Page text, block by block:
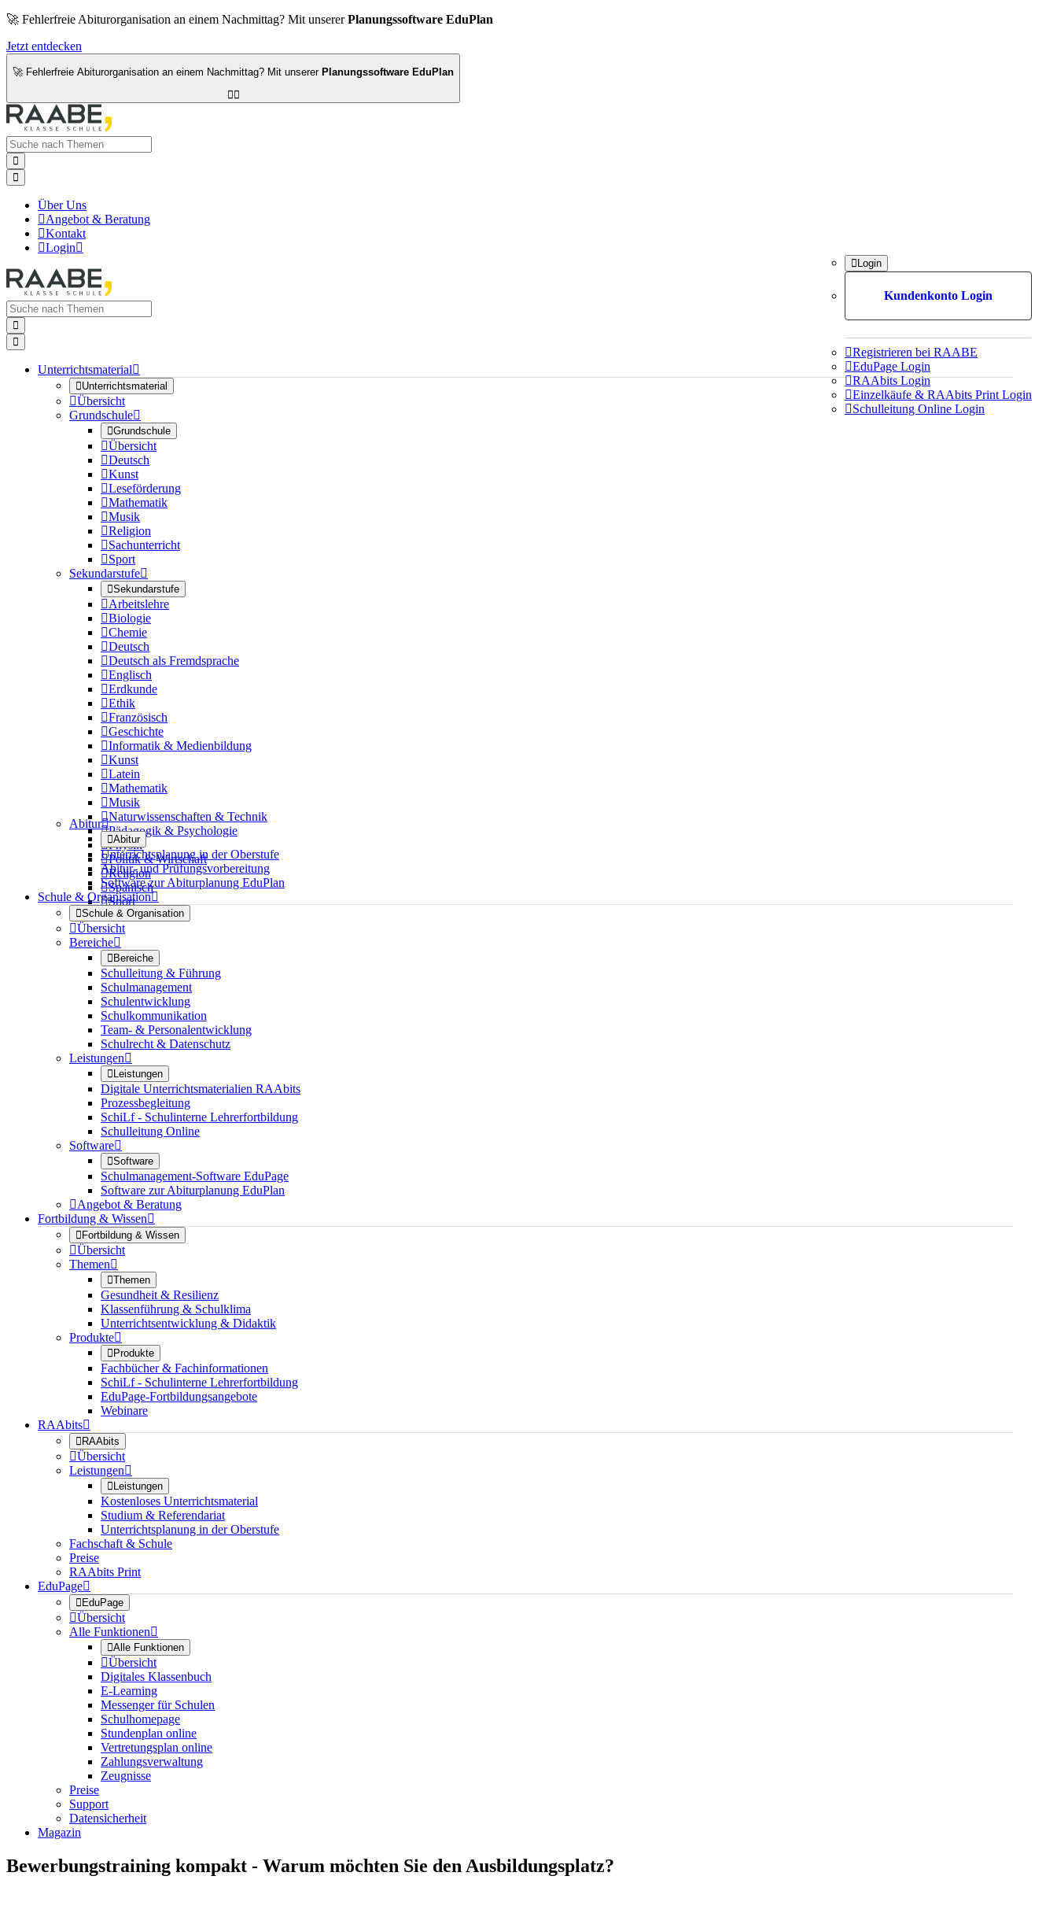
🚀 Fehlerfreie Abiturorganisation an einem Nachmittag? Mit unsererPlanungssoftware EduPlan
Jetzt entdecken
🚀 Fehlerfreie Abiturorganisation an einem Nachmittag? Mit unserer Planungssoftware EduPlan



Über Uns
Angebot & Beratung
Kontakt
Login
Login
Kundenkonto Login
Registrieren bei RAABE
EduPage Login
RAAbits Login
Einzelkäufe & RAAbits Print Login
Schulleitung Online Login


Unterrichtsmaterial
Unterrichtsmaterial
Übersicht
Grundschule
Grundschule
Übersicht
Deutsch
Kunst
Leseförderung
Mathematik
Musik
Religion
Sachunterricht
Sport
Sekundarstufe
Sekundarstufe
Arbeitslehre
Biologie
Chemie
Deutsch
Deutsch als Fremdsprache
Englisch
Erdkunde
Ethik
Französisch
Geschichte
Informatik & Medienbildung
Kunst
Latein
Mathematik
Musik
Naturwissenschaften & Technik
Pädagogik & Psychologie
Physik
Politik & Wirtschaft
Religion
Spanisch
Sport
Abitur
Abitur
Unterrichtsplanung in der Oberstufe
Abitur- und Prüfungsvorbereitung
Software zur Abiturplanung EduPlan
Schule & Organisation
Schule & Organisation
Übersicht
Bereiche
Bereiche
Schulleitung & Führung
Schulmanagement
Schulentwicklung
Schulkommunikation
Team- & Personalentwicklung
Schulrecht & Datenschutz
Leistungen
Leistungen
Digitale Unterrichtsmaterialien RAAbits
Prozessbegleitung
SchiLf - Schulinterne Lehrerfortbildung
Schulleitung Online
Software
Software
Schulmanagement-Software EduPage
Software zur Abiturplanung EduPlan
Angebot & Beratung
Fortbildung & Wissen
Fortbildung & Wissen
Übersicht
Themen
Themen
Gesundheit & Resilienz
Klassenführung & Schulklima
Unterrichtsentwicklung & Didaktik
Produkte
Produkte
Fachbücher & Fachinformationen
SchiLf - Schulinterne Lehrerfortbildung
EduPage-Fortbildungsangebote
Webinare
RAAbits
RAAbits
Übersicht
Leistungen
Leistungen
Kostenloses Unterrichtsmaterial
Studium & Referendariat
Unterrichtsplanung in der Oberstufe
Fachschaft & Schule
Preise
RAAbits Print
EduPage
EduPage
Übersicht
Alle Funktionen
Alle Funktionen
Übersicht
Digitales Klassenbuch
E-Learning
Messenger für Schulen
Schulhomepage
Stundenplan online
Vertretungsplan online
Zahlungsverwaltung
Zeugnisse
Preise
Support
Datensicherheit
Magazin
Bewerbungstraining kompakt - Warum möchten Sie den Ausbildungsplatz?